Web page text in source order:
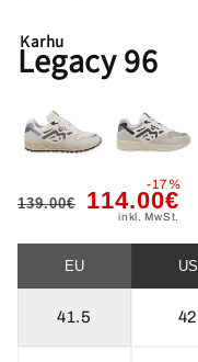
Karhu
Legacy 96
Normaler
Preis
139.00€
Verkaufspreis
114.00€
-17%
inkl. MwSt.
EU US
41.5 42